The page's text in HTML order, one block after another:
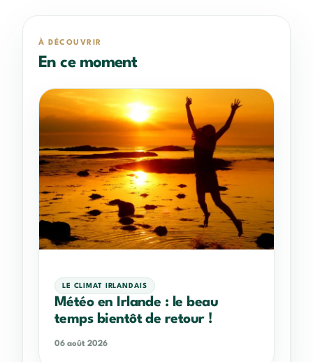
À DÉCOUVRIR
En ce moment
LE CLIMAT IRLANDAIS
Météo en Irlande : le beau
temps bientôt de retour !
06 août 2026